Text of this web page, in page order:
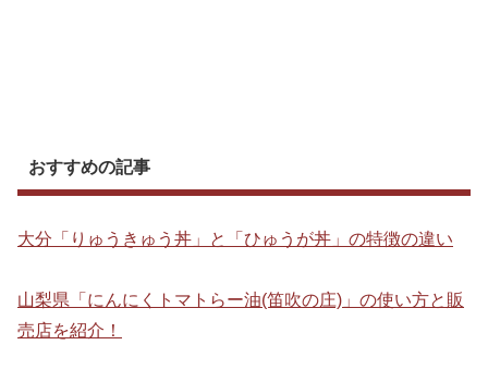
おすすめの記事
大分「りゅうきゅう丼」と「ひゅうが丼」の特徴の違い
山梨県「にんにくトマトらー油(笛吹の庄)」の使い方と販
売店を紹介！